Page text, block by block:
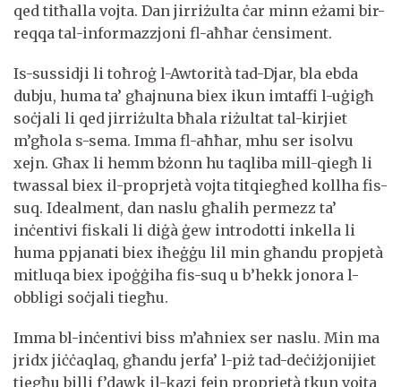
qed titħalla vojta. Dan jirriżulta ċar minn eżami bir-
reqqa tal-informazzjoni fl-aħħar ċensiment.
Is-sussidji li toħroġ l-Awtorità tad-Djar, bla ebda
dubju, huma ta’ għajnuna biex ikun imtaffi l-uġigħ
soċjali li qed jirriżulta bħala riżultat tal-kirjiet
m’għola s-sema. Imma fl-aħħar, mhu ser isolvu
xejn. Għax li hemm bżonn hu taqliba mill-qiegħ li
twassal biex il-proprjetà vojta titqiegħed kollha fis-
suq. Idealment, dan naslu għalih permezz ta’
inċentivi fiskali li diġà ġew introdotti inkella li
huma ppjanati biex iħeġġu lil min għandu propjetà
mitluqa biex ipoġġiha fis-suq u b’hekk jonora l-
obbligi soċjali tiegħu.
Imma bl-inċentivi biss m’aħniex ser naslu. Min ma
jridx jiċċaqlaq, għandu jerfa’ l-piż tad-deċiżjonijiet
tiegħu billi f’dawk il-kazi fejn proprjetà tkun vojta